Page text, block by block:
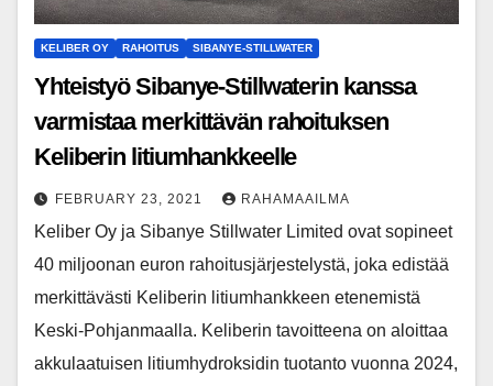
KELIBER OY RAHOITUS SIBANYE-STILLWATER
Yhteistyö Sibanye-Stillwaterin kanssa
varmistaa merkittävän rahoituksen
Keliberin litiumhankkeelle
FEBRUARY 23, 2021 RAHAMAAILMA
Keliber Oy ja Sibanye Stillwater Limited ovat sopineet
40 miljoonan euron rahoitusjärjestelystä, joka edistää
merkittävästi Keliberin litiumhankkeen etenemistä
Keski-Pohjanmaalla. Keliberin tavoitteena on aloittaa
akkulaatuisen litiumhydroksidin tuotanto vuonna 2024,